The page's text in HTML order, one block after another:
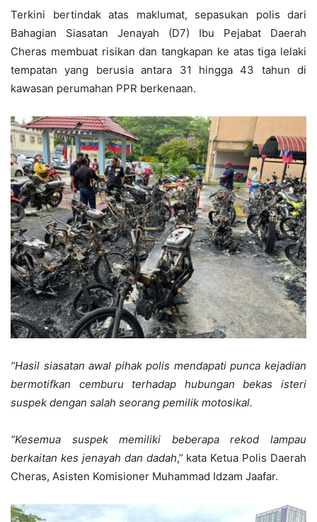
Terkini bertindak atas maklumat, sepasukan polis dari
Bahagian Siasatan Jenayah (D7) Ibu Pejabat Daerah
Cheras membuat risikan dan tangkapan ke atas tiga lelaki
tempatan yang berusia antara 31 hingga 43 tahun di
kawasan perumahan PPR berkenaan.
“Hasil siasatan awal pihak polis mendapati punca kejadian
bermotifkan cemburu terhadap hubungan bekas isteri
suspek dengan salah seorang pemilik motosikal.
“Kesemua suspek memiliki beberapa rekod lampau
berkaitan kes jenayah dan dadah,” kata Ketua Polis Daerah
Cheras, Asisten Komisioner Muhammad Idzam Jaafar.